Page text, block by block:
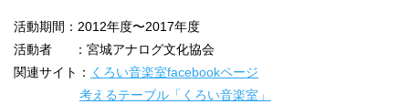
活動期間：2012年度〜2017年度
活動者 ：宮城アナログ文化協会
関連サイト： くろい音楽室facebookページ
考えるテーブル「くろい音楽室」